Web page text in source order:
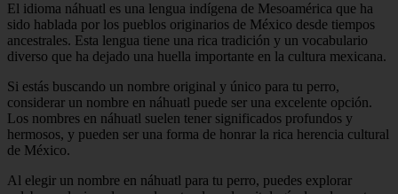
El idioma náhuatl es una lengua indígena de Mesoamérica que ha
sido hablada por los pueblos originarios de México desde tiempos
ancestrales. Esta lengua tiene una rica tradición y un vocabulario
diverso que ha dejado una huella importante en la cultura mexicana.
Si estás buscando un nombre original y único para tu perro,
considerar un nombre en náhuatl puede ser una excelente opción.
Los nombres en náhuatl suelen tener significados profundos y
hermosos, y pueden ser una forma de honrar la rica herencia cultural
de México.
Al elegir un nombre en náhuatl para tu perro, puedes explorar